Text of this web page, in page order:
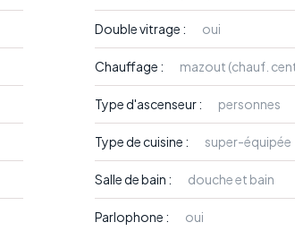
Double vitrage : oui
Chauffage : mazout (chauf.
Type d'ascenseur : personnes
Type de cuisine : super-équipée
Salle de bain : douche et bain
Parlophone : oui